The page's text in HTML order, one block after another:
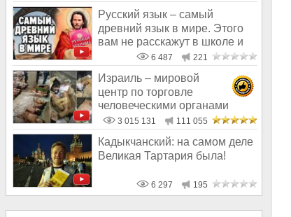
Русский язык – самый
древний язык в мире. Этого
вам не расскажут в школе и
6 487 221
Израиль – мировой
центр по торговле
человеческими органами
3 015 131 111 055
Кадыкчанский: на самом деле
Великая Тартария была!
6 297 195